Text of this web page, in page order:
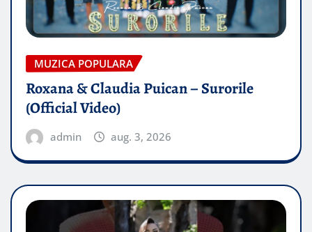
MUZICA POPULARA
Roxana & Claudia Puican – Surorile
(Official Video)
admin aug. 3, 2026